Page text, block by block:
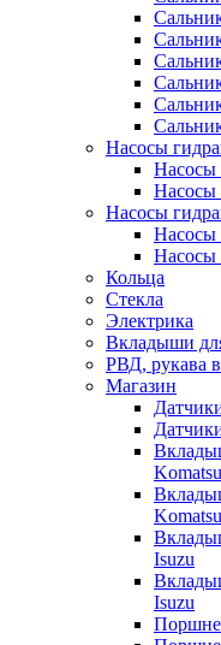
Насосы
Насосы
Насосы
Насосы
Насосы
Насосы
Кольца
Стекла
Электрика
Вкладыши
РВД, рукава
Магазин
Komatsu
Komatsu
Isuzu
Isuzu